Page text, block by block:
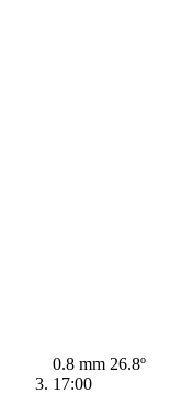
0.8 mm 26.8º
17:00